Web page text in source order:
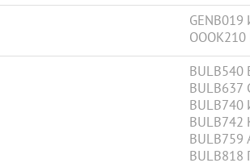
GENB019
BULB540
BULB637
BULB740
BULB742
BULB759
BULB818